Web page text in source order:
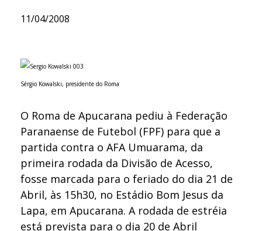
11/04/2008
Sérgio Kowalski, presidente do Roma
O Roma de Apucarana pediu à Federação
Paranaense de Futebol (FPF) para que a
partida contra o AFA Umuarama, da
primeira rodada da Divisão de Acesso,
fosse marcada para o feriado do dia 21 de
Abril, às 15h30, no Estádio Bom Jesus da
Lapa, em Apucarana. A rodada de estréia
está prevista para o dia 20 de Abril